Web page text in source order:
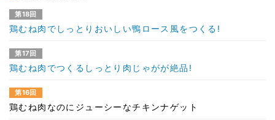
第18回
鶏むね肉でしっとりおいしい鴨ロース風をつくる!
第17回
鶏むね肉でつくるしっとり肉じゃがが絶品!
第16回
鶏むね肉なのにジューシーなチキンナゲット